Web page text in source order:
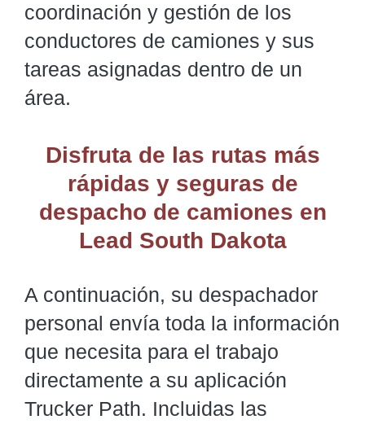
coordinación y gestión de los
conductores de camiones y sus
tareas asignadas dentro de un
área.
Disfruta de las rutas más
rápidas y seguras de
despacho de camiones en
Lead South Dakota
A continuación, su despachador
personal envía toda la información
que necesita para el trabajo
directamente a su aplicación
Trucker Path. Incluidas las